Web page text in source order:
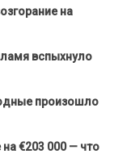
на
вспыхнуло
произошло
€203 000 — что